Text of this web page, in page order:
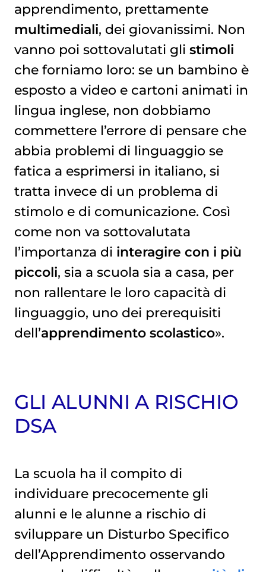
apprendimento, prettamente
multimediali, dei giovanissimi. Non
vanno poi sottovalutati gli stimoli
che forniamo loro: se un bambino è
esposto a video e cartoni animati in
lingua inglese, non dobbiamo
commettere l’errore di pensare che
abbia problemi di linguaggio se
fatica a esprimersi in italiano, si
tratta invece di un problema di
stimolo e di comunicazione. Così
come non va sottovalutata
l’importanza di interagire con i più
piccoli, sia a scuola sia a casa, per
non rallentare le loro capacità di
linguaggio, uno dei prerequisiti
dell’apprendimento scolastico».
GLI ALUNNI A RISCHIO
DSA
La scuola ha il compito di
individuare precocemente gli
alunni e le alunne a rischio di
sviluppare un Disturbo Specifico
dell’Apprendimento osservando